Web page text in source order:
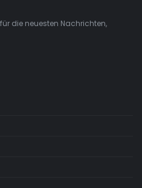
die neuesten Nachrichten,